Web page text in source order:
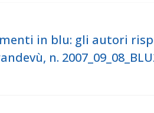
in blu: gli autori
n.